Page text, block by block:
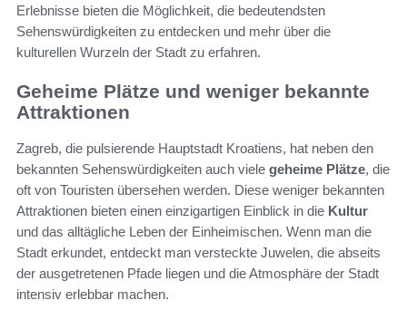
Erlebnisse bieten die Möglichkeit, die bedeutendsten
Sehenswürdigkeiten zu entdecken und mehr über die
kulturellen Wurzeln der Stadt zu erfahren.
Geheime Plätze und weniger bekannte
Attraktionen
Zagreb, die pulsierende Hauptstadt Kroatiens, hat neben den
bekannten Sehenswürdigkeiten auch viele geheime Plätze, die
oft von Touristen übersehen werden. Diese weniger bekannten
Attraktionen bieten einen einzigartigen Einblick in die Kultur
und das alltägliche Leben der Einheimischen. Wenn man die
Stadt erkundet, entdeckt man versteckte Juwelen, die abseits
der ausgetretenen Pfade liegen und die Atmosphäre der Stadt
intensiv erlebbar machen.